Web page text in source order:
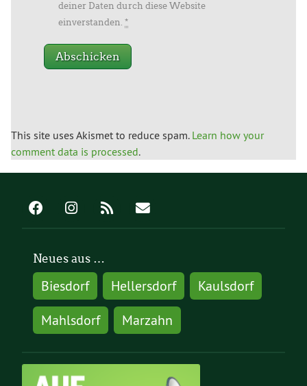
deiner Daten durch diese Website
einverstanden. *
This site uses Akismet to reduce spam. Learn how your
comment data is processed.
Neues aus …
Biesdorf Hellersdorf
Kaulsdorf
Mahlsdorf
Marzahn